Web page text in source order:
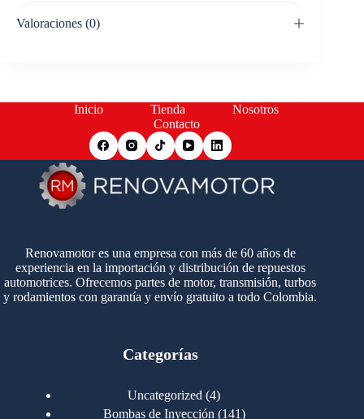
Valoraciones (0)
Inicio Tienda
Nosotros
Contacto
Renovamotor es una empresa con más de 60 años de
experiencia en la importación y distribución de repuestos
automotrices. Ofrecemos partes de motor, transmisión, turbos
y rodamientos con garantía y envío gratuito a todo Colombia.
Categorías
Uncategorized 44
productos
Bombas de Inyección 141141